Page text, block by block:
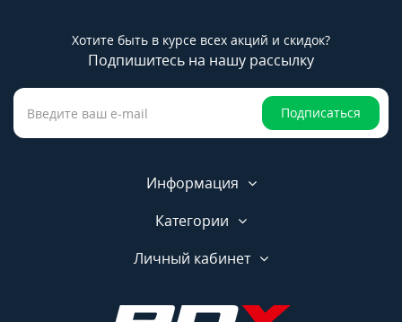
Хотите быть в курсе всех акций и скидок?
Подпишитесь на нашу рассылку
Подписаться
Информация
Категории
Личный кабинет